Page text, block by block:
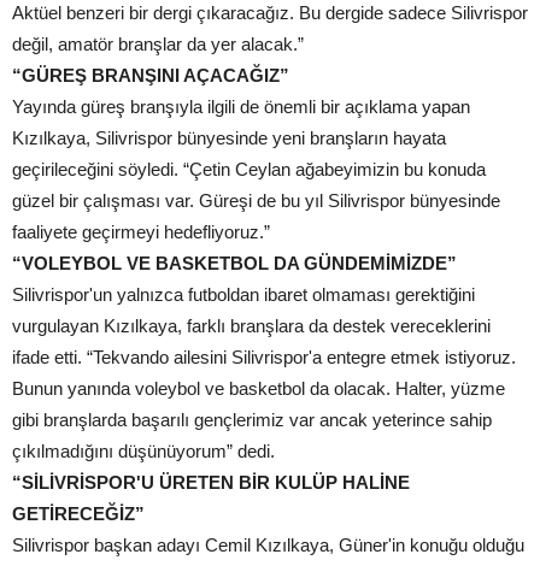
Aktüel benzeri bir dergi çıkaracağız. Bu dergide sadece Silivrispor
değil, amatör branşlar da yer alacak.”
“GÜREŞ BRANŞINI AÇACAĞIZ”
Yayında güreş branşıyla ilgili de önemli bir açıklama yapan
Kızılkaya, Silivrispor bünyesinde yeni branşların hayata
geçirileceğini söyledi. “Çetin Ceylan ağabeyimizin bu konuda
güzel bir çalışması var. Güreşi de bu yıl Silivrispor bünyesinde
faaliyete geçirmeyi hedefliyoruz.”
“VOLEYBOL VE BASKETBOL DA GÜNDEMİMİZDE”
Silivrispor'un yalnızca futboldan ibaret olmaması gerektiğini
vurgulayan Kızılkaya, farklı branşlara da destek vereceklerini
ifade etti. “Tekvando ailesini Silivrispor'a entegre etmek istiyoruz.
Bunun yanında voleybol ve basketbol da olacak. Halter, yüzme
gibi branşlarda başarılı gençlerimiz var ancak yeterince sahip
çıkılmadığını düşünüyorum” dedi.
“SİLİVRİSPOR'U ÜRETEN BİR KULÜP HALİNE
GETİRECEĞİZ”
Silivrispor başkan adayı Cemil Kızılkaya, Güner'in konuğu olduğu